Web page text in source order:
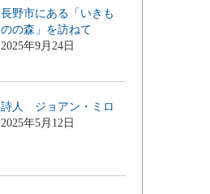
長野市にある「いきも
のの森」を訪ねて
2025年9月24日
詩人 ジョアン・ミロ
2025年5月12日